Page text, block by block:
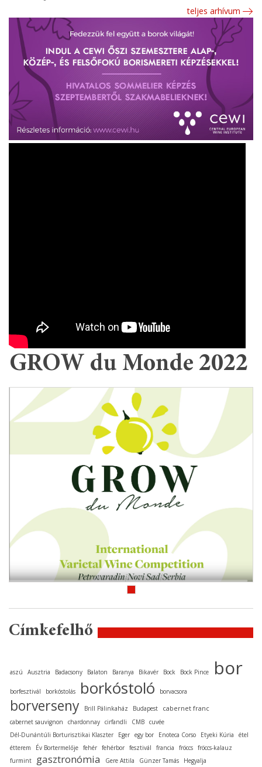
teljes arhívum
GROW du Monde 2022
Címkefelhő
aszú Ausztria Badacsony Balaton Baranya Bikavér Bock Bock Pince bor
borfesztivál borkóstolás borkóstoló borvacsora
borverseny Brill Pálinkaház Budapest cabernet franc
cabernet sauvignon chardonnay cirfandli CMB cuvée
Dél-Dunántúli Borturisztikai Klaszter
Eger egy bor Enoteca Corso Etyeki Kúria
étel
étterem
Év Bortermelője fehér fehérbor fesztivál francia fröccs fröccs-kalauz
furmint
gasztronómia Gere Attila Günzer Tamás
Hegyalja